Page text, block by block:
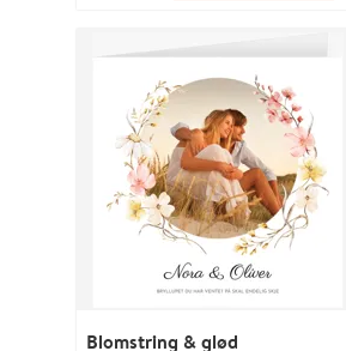
Blomstring & glød